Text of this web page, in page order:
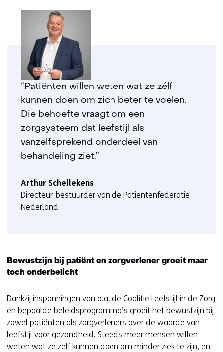
“Patiënten willen weten wat ze zélf
kunnen doen om zich beter te voelen.
Die behoefte vraagt om een
zorgsysteem dat leefstijl als
vanzelfsprekend onderdeel van
behandeling ziet.”
Arthur Schellekens
Directeur-bestuurder van de Patiëntenfederatie
Nederland
Bewustzijn bij patiënt en zorgverlener groeit maar
toch onderbelicht
Dankzij inspanningen van o.a. de Coalitie Leefstijl in de Zorg
en bepaalde beleidsprogramma’s groeit het bewustzijn bij
zowel patiënten als zorgverleners over de waarde van
leefstijl voor gezondheid. Steeds meer mensen willen
weten wat ze zelf kunnen doen om minder ziek te zijn, en